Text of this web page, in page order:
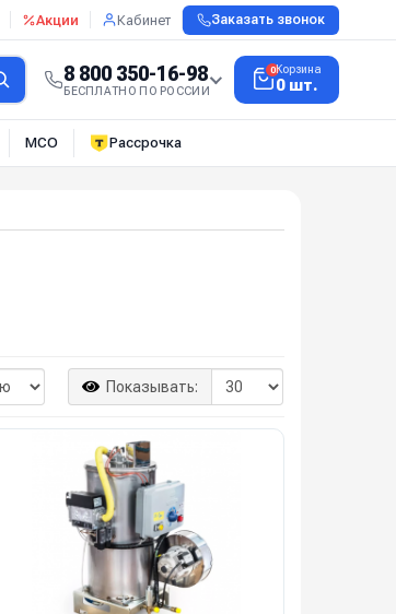
Акции Кабинет Заказать звонок
8 800 350-16-98
БЕСПЛАТНО ПО РОССИИ
0Корзина
0 шт.
МСО Рассрочка
Показывать: